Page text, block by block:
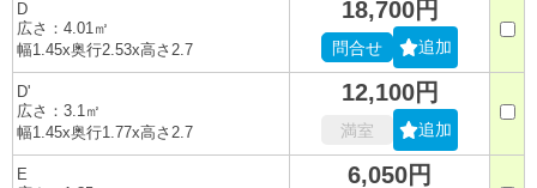
D
広さ：4.01㎡
幅1.45x奥行2.53x高さ2.7
18,700円
問合せ 追加
D'
広さ：3.1㎡
幅1.45x奥行1.77x高さ2.7
12,100円
満室 追加
E
6,050円